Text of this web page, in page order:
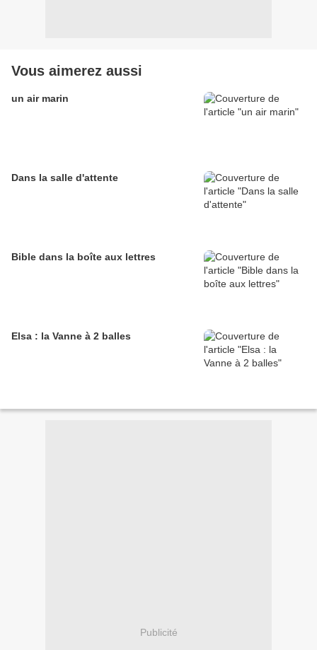
Vous aimerez aussi
un air marin
Dans la salle d'attente
Bible dans la boîte aux lettres
Elsa : la Vanne à 2 balles
Publicité